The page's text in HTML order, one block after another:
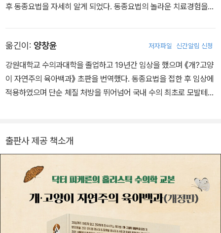
후 동종요법을 자세히 알게 되었다. 동종요법의 놀라운 치료경험을
옮긴이: 양창윤 저자파일 신간알림 신청
강원대학교 수의과대학을 졸업하고 19년간 임상을 했으며 《개?고양
이 자연주의 육아백과》 초판을 번역했다. 동종요법을 접한 후 임상에
적용하였으며 단순 체질 처방을 뛰어넘어 국내 수의 최초로 모발테스
디스크, 암 등)을 치료해왔다. 현재는 더욱 체계적이고 전문화된 동종
출판사 제공 책소개